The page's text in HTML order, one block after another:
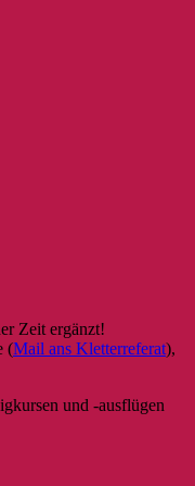
Zeit ergänzt!
(Mail ans Kletterreferat),
und -ausflügen